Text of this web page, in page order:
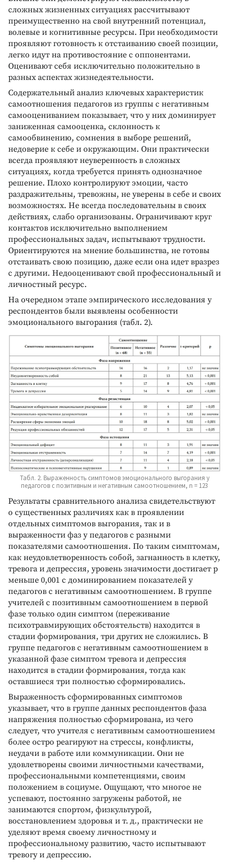
сложных жизненных ситуациях рассчитывают
преимущественно на свой внутренний потенциал,
волевые и когнитивные ресурсы. При необходимости
проявляют готовность к отстаиванию своей позиции,
легко идут на противостояние с оппонентами.
Оценивают себя исключительно положительно в
разных аспектах жизнедеятельности.
Содержательный анализ ключевых характеристик
самоотношения педагогов из группы с негативным
самооцениванием показывает, что у них доминирует
заниженная самооценка, склонность к
самообвинению, сомнения в выборе решений,
недоверие к себе и окружающим. Они практически
всегда проявляют неуверенность в сложных
ситуациях, когда требуется принять однозначное
решение. Плохо контролируют эмоции, часто
раздражительны, тревожны, не уверены в себе и своих
возможностях. Не всегда последовательны в своих
действиях, слабо организованы. Ограничивают круг
контактов исключительно выполнением
профессиональных задач, испытывают трудности.
Ориентируются на мнение большинства, не готовы
отстаивать свою позицию, даже если она идет вразрез
с другими. Недооценивают свой профессиональный и
личностный ресурс.
На очередном этапе эмпирического исследования у
респондентов были выявлены особенности
эмоционального выгорания (табл. 2).
Табл. 2. Выраженность симптомов эмоционального выгорания у
педагогов с позитивным и негативным самоотношением, n = 123
Результаты сравнительного анализа свидетельствуют
о существенных различиях как в проявлении
отдельных симптомов выгорания, так и в
выраженности фаз у педагогов с разными
показателями самоотношения. По таким симптомам,
как неудовлетворенность собой, загнанность в клетку,
тревога и депрессия, уровень значимости достигает p
меньше 0,001 с доминированием показателей у
педагогов с негативным самоотношением. В группе
учителей с позитивным самоотношением в первой
фазе только один симптом (переживание
психотравмирующих обстоятельств) находится в
стадии формирования, три других не сложились. В
группе педагогов с негативным самоотношением в
указанной фазе симптом тревога и депрессия
находится в стадии формирования, тогда как
оставшиеся три полностью сформировались.
Выраженность сформированных симптомов
указывает, что в группе данных респондентов фаза
напряжения полностью сформирована, из чего
следует, что учителя с негативным самоотношением
более остро реагируют на стрессы, конфликты,
неудачи в работе или коммуникации. Они не
удовлетворены своими личностными качествами,
профессиональными компетенциями, своим
положением в социуме. Ощущают, что многое не
успевают, постоянно загружены работой, не
занимаются спортом, физкультурой,
восстановлением здоровья и т. д., практически не
уделяют время своему личностному и
профессиональному развитию, часто испытывают
тревогу и депрессию.